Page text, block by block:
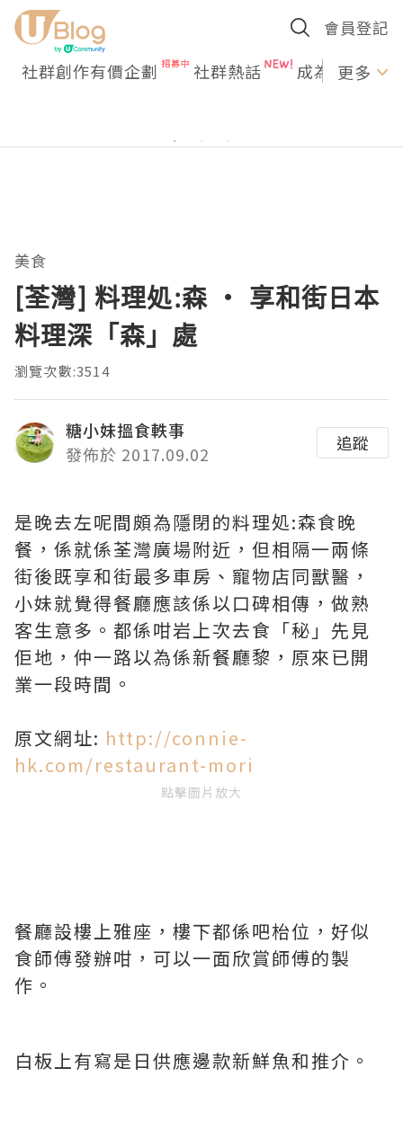
會員登記
社群創作有價企劃 社群熱話 成為U更多
美食
[荃灣] 料理処:森 ‧ 享和街日本
料理深「森」處
瀏覽次數:3514
糖小妹搵食軼事
發佈於 2017.09.02
追蹤
是晚去左呢間頗為隱閉的料理処:森食晚
餐，係就係荃灣廣場附近，但相隔一兩條
街後既享和街最多車房、寵物店同獸醫，
小妹就覺得餐廳應該係以口碑相傳，做熟
客生意多。都係咁岩上次去食「秘」先見
佢地，仲一路以為係新餐廳黎，原來已開
業一段時間。
原文網址: http://connie-
hk.com/restaurant-mori
點擊圖片放大
餐廳設樓上雅座，樓下都係吧枱位，好似
食師傅發辦咁，可以一面欣賞師傅的製
作。
白板上有寫是日供應邊款新鮮魚和推介。